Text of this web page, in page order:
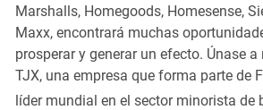
Marshalls, Homegoods, Homesense,
Maxx, encontrará muchas
prosperar y generar un efecto. Únase
TJX, una empresa que forma parte de
líder mundial en el sector minorista de